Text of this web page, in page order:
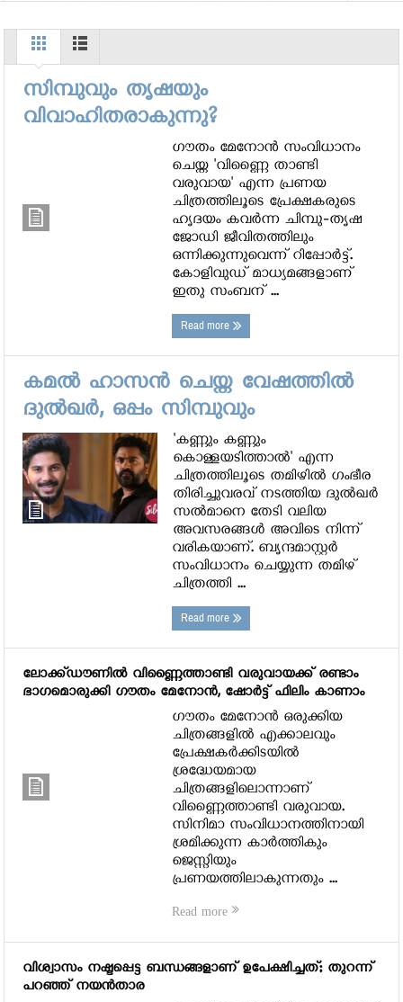
സിമ്പുവും തൃഷയും
വിവാഹിതരാകുന്നു?
ഗൗതം മേനോന്‍ സംവിധാനം
ചെയ്ത 'വിണ്ണൈ താണ്ടി
വരുവായ' എന്ന പ്രണയ
ചിത്രത്തിലൂടെ പ്രേക്ഷകരുടെ
ഹൃദയം കവര്‍ന്ന ചിമ്പു-തൃഷ
ജോഡി ജീവിതത്തിലും
ഒന്നിക്കുന്നുവെന്ന് റിപ്പോര്‍ട്ട്.
കോളിവുഡ് മാധ്യമങ്ങളാണ്
ഇതു സംബന് ...
Read more
കമല്‍ ഹാസന്‍ ചെയ്ത വേഷത്തില്‍
ദുല്‍ഖര്‍, ഒപ്പം സിമ്പുവും
'കണ്ണും കണ്ണും
കൊള്ളയടിത്താല്‍' എന്ന
ചിത്രത്തിലൂടെ തമിഴില്‍ ഗംഭീര
തിരിച്ചുവരവ് നടത്തിയ ദുല്‍ഖര്‍
സല്‍മാനെ തേടി വലിയ
അവസരങ്ങള്‍ അവിടെ നിന്ന്
വരികയാണ്. ബൃന്ദമാസ്റ്റര്‍
സംവിധാനം ചെയ്യുന്ന തമിഴ്
ചിത്രത്തി ...
Read more
ലോക്ക്ഡൗണില്‍ വിണ്ണൈത്താണ്ടി വരുവായക്ക് രണ്ടാം
ഭാഗമൊരുക്കി ഗൗതം മേനോന്‍, ഷോര്‍ട്ട് ഫിലിം കാണാം
ഗൗതം മേനോന്‍ ഒരുക്കിയ
ചിത്രങ്ങളില്‍ എക്കാലവും
പ്രേക്ഷകര്‍ക്കിടയില്‍
ശ്രദ്ധേയമായ
ചിത്രങ്ങളിലൊന്നാണ്
വിണ്ണൈത്താണ്ടി വരുവായ.
സിനിമാ സംവിധാനത്തിനായി
ശ്രമിക്കുന്ന കാര്‍ത്തികും
ജെസ്സിയും
പ്രണയത്തിലാകുന്നതും ...
Read more
വിശ്വാസം നഷ്ടപ്പെട്ട ബന്ധങ്ങളാണ് ഉപേക്ഷിച്ചത്; തുറന്ന്
പറഞ്ഞ് നയന്‍താര